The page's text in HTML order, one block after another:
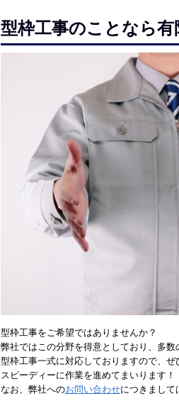
型枠工事のことなら有
型枠工事をご希望ではありませんか？
弊社ではこの分野を得意としており、多数
型枠工事一式に対応しておりますので、ぜ
スピーディーに作業を進めてまいります！
なお、弊社へのお問い合わせにつきまして